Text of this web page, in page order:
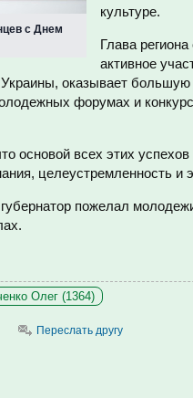
с Днем
культуре.
Глава
активное
Украины, оказывает
форумах и
основой всех этих
целеустремленность и
пожелал
Олег (1364)
Переслать другу